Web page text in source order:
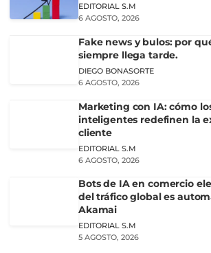
EDITORIAL S.M
6 AGOSTO, 2026
Fake news y bulos: por
siempre llega tarde.
DIEGO BONASORTE
6 AGOSTO, 2026
Marketing con IA: cómo
inteligentes redefinen la
cliente
EDITORIAL S.M
6 AGOSTO, 2026
Bots de IA en comercio
del tráfico global es
Akamai
EDITORIAL S.M
5 AGOSTO, 2026